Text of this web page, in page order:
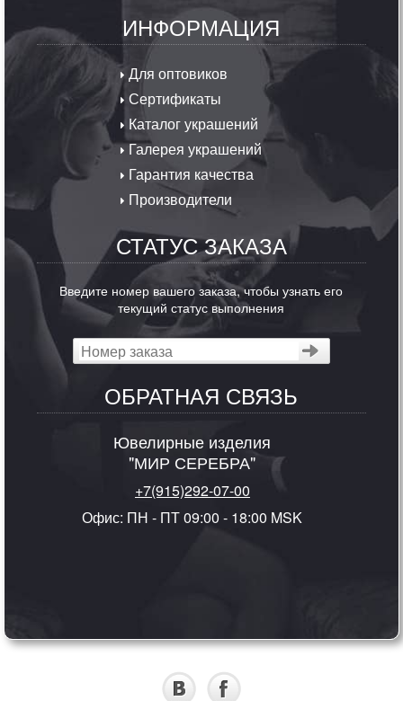
ИНФОРМАЦИЯ
Для оптовиков
Сертификаты
Каталог украшений
Галерея украшений
Гарантия качества
Производители
СТАТУС ЗАКАЗА
Введите номер вашего заказа, чтобы узнать его
текущий статус выполнения
ОБРАТНАЯ СВЯЗЬ
Ювелирные изделия
"МИР СЕРЕБРА"
+7(915)292-07-00
Офис: ПН - ПТ 09:00 - 18:00 MSK